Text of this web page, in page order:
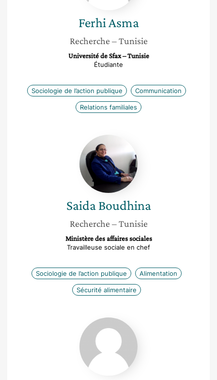
FerhiAsma
Recherche – Tunisie
Université de Sfax – Tunisie
Étudiante
Sociologie de l’action publique Communication
Relations familiales
Saida Boudhina
Recherche – Tunisie
Ministère des affaires sociales
Travailleuse sociale en chef
Sociologie de l’action publique Alimentation
Sécurité alimentaire
Anne-
Marie
Trébaol